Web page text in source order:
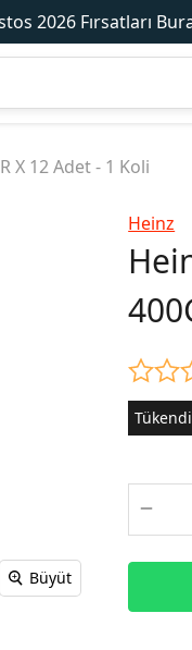
2026 Fırsatları
X 12 Adet - 1 Koli
Büyüt
Heinz
Tükendi